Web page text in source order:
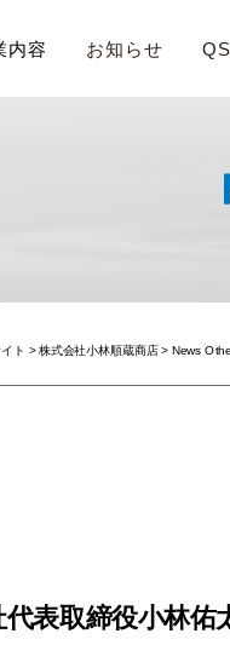
内容 お知らせ
ト >株式会社小林順蔵商店> News
表取締役小林佑